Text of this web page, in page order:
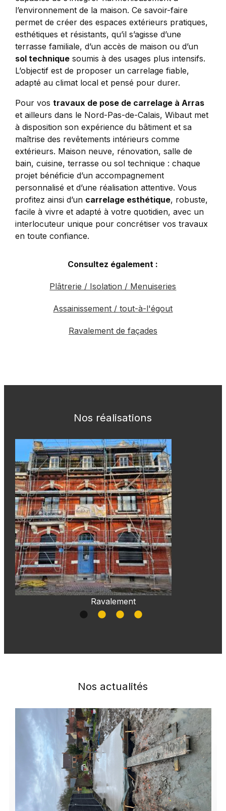
l’environnement de la maison. Ce savoir-faire
permet de créer des espaces extérieurs pratiques,
esthétiques et résistants, qu’il s’agisse d’une
terrasse familiale, d’un accès de maison ou d’un
sol techniquesoumis à des usages plus intensifs.
L’objectif est de proposer un carrelage fiable,
adapté au climat local et pensé pour durer.
Pour vos travaux de pose de carrelage à Arras
et ailleurs dans le Nord-Pas-de-Calais, Wibaut met
à disposition son expérience du bâtiment et sa
maîtrise des revêtements intérieurs comme
extérieurs. Maison neuve, rénovation, salle de
bain, cuisine, terrasse ou sol technique : chaque
projet bénéficie d’un accompagnement
personnalisé et d’une réalisation attentive. Vous
profitez ainsi d’un carrelage esthétique, robuste,
facile à vivre et adapté à votre quotidien, avec un
interlocuteur unique pour concrétiser vos travaux
en toute confiance.
Consultez également :
Plâtrerie / Isolation / Menuiseries
Assainissement / tout-à-l'égout
Ravalement de façades
Nos réalisations
Ravalement
Nos actualités